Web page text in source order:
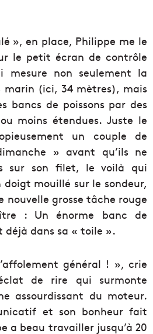
», en place, Philippe me le
le petit écran de contrôle
mesure non seulement la
marin (ici, 34 mètres), mais
bancs de poissons par des
moins étendues. Juste le
un couple de
» avant qu’ils ne
sur son filet, le voilà qui
mouillé sur le sondeur,
nouvelle grosse tâche rouge
: Un énorme banc de
dans sa « toile ».
général ! », crie
de rire qui surmonte
assourdissant du moteur.
et son bonheur fait
a beau travailler jusqu’à 20